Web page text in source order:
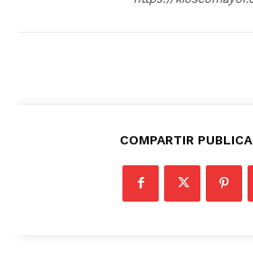
COMPARTIR